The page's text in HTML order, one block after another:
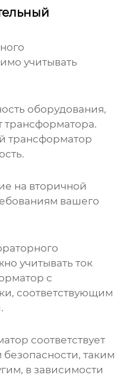
учитывать
оборудования,
трансформатора.
трансформатор
на вторичной
вашего
учитывать ток
с
соответствующим
соответствует
таким
в зависимости